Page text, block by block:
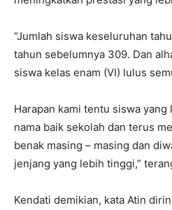
“Jumlah siswa keseluruhan
tahun sebelumnya 309. Dan
siswa kelas enam (VI) lulus
Harapan kami tentu siswa
nama baik sekolah dan terus
benak masing – masing dan
jenjang yang lebih tinggi,”
Kendati demikian, kata Atin